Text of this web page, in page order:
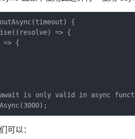
{
=> {
=> {
is only valid in async
可以：